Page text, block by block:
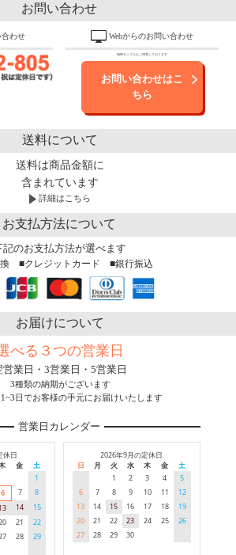
お問い合わせ
わせ Webからのお問い合わせ
無料サンプルもご用意しております
お問い合わせはこ
ちら
送料について
送料は商品金額に
含まれています
詳細はこちら
お支払方法について
記のお支払方法が選べます
換 ■クレジットカード ■銀行振込
お届けについて
べる３つの営業日
営業日・3営業日・5営業日
3種類の納期がございます
日でお客様の手元にお届けいたします
営業日カレンダー
休日
金
土
1
6 7
8
13 14
15
21
22
28
29
2026年9月の定休日
日
月 火 水 木 金
土
1
2 3 4
5
6
7 8 9 10 11
12
13
14 15 16 17 18
19
20
21 22 23 24 25
26
27
28 29 30